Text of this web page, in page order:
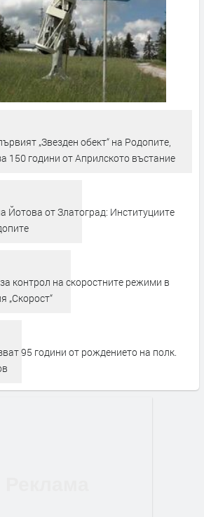
„Звезден обект“ на Родопите,
150 години от Априлското въстание
Йотова от Златоград: Институциите
контрол на скоростните режими в
„Скорост“
95 години от рождението на полк.